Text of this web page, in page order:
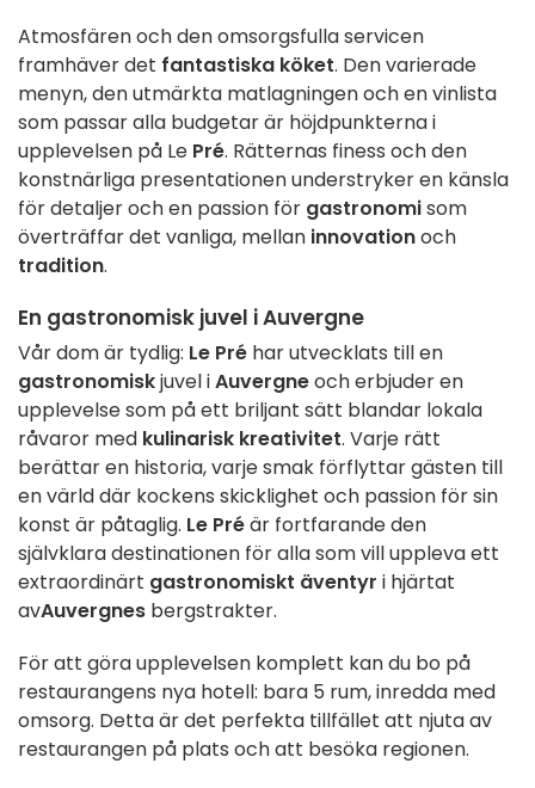
Atmosfären och den omsorgsfulla servicen
framhäver det fantastiska köket. Den varierade
menyn, den utmärkta matlagningen och en vinlista
som passar alla budgetar är höjdpunkterna i
upplevelsen på Le Pré. Rätternas finess och den
konstnärliga presentationen understryker en känsla
för detaljer och en passion för gastronomisom
överträffar det vanliga, mellan innovationoch
tradition.
En gastronomisk juvel i Auvergne
Vår dom är tydlig: Le Pré har utvecklats till en
gastronomiskjuvel iAuvergneoch erbjuder en
upplevelse som på ett briljant sätt blandar lokala
råvaror med kulinarisk kreativitet. Varje rätt
berättar en historia, varje smak förflyttar gästen till
en värld där kockens skicklighet och passion för sin
konst är påtaglig. Le Préär fortfarande den
självklara destinationen för alla som vill uppleva ett
extraordinärt gastronomiskt äventyr i hjärtat
avAuvergnes bergstrakter.
För att göra upplevelsen komplett kan du bo på
restaurangens nya hotell: bara 5 rum, inredda med
omsorg. Detta är det perfekta tillfället att njuta av
restaurangen på plats och att besöka regionen.